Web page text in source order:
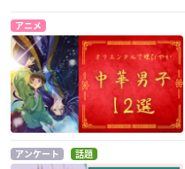
アニメ
アンケート 話題